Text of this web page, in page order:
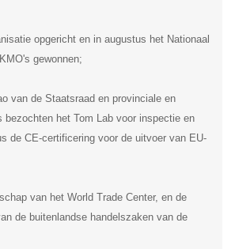
opgericht en in augustus het Nationaal
gewonnen;
van de Staatsraad en provinciale en
bezochten het Tom Lab voor inspectie en
de CE-certificering voor de uitvoer van EU-
van het World Trade Center, en de
de buitenlandse handelszaken van de